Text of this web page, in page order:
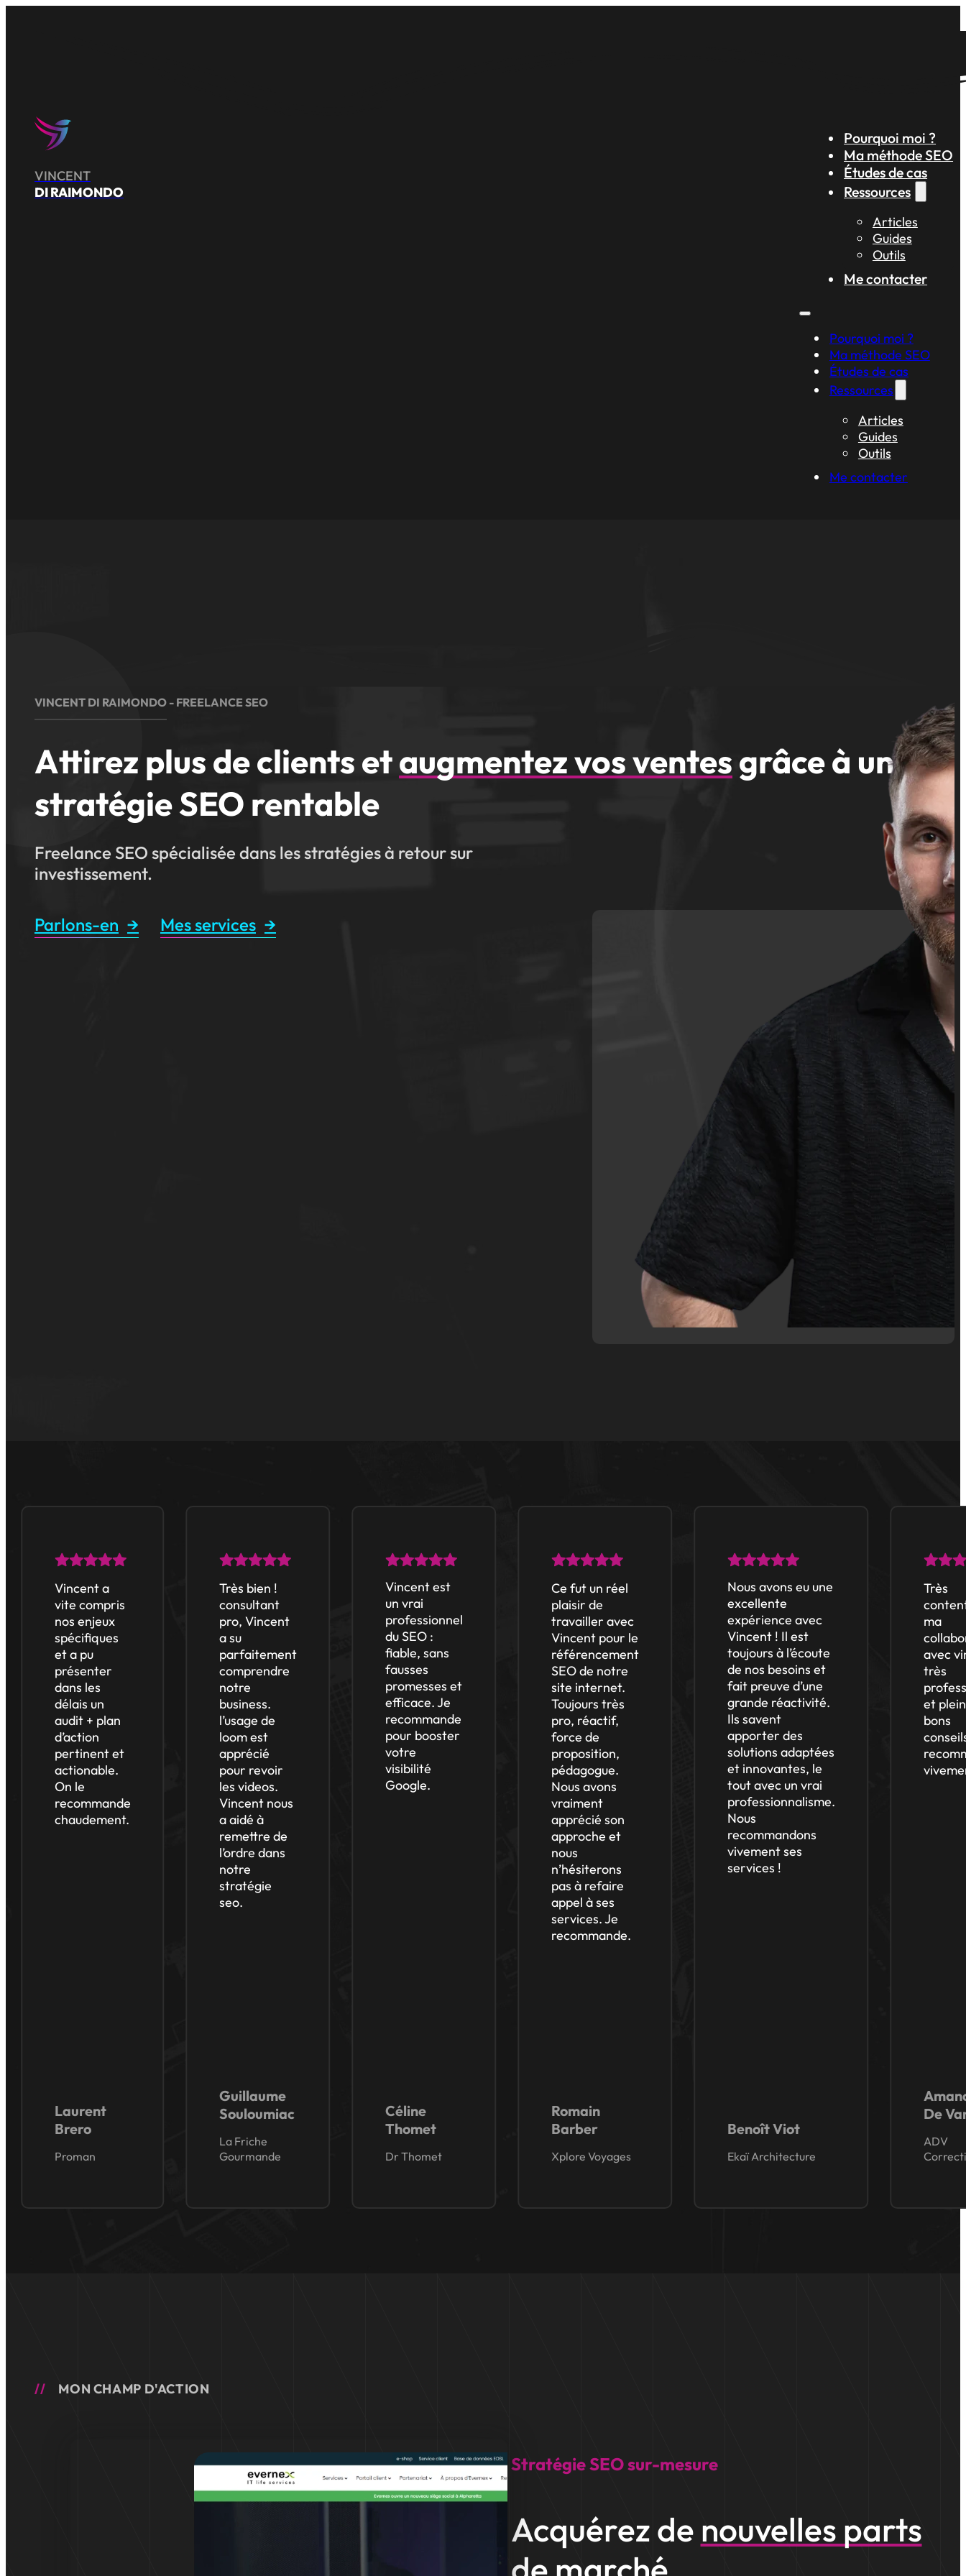
VINCENT
DI RAIMONDO
Pourquoi moi ?
Ma méthode SEO
Études de cas
Ressources
Articles
Guides
Outils
Me contacter
Pourquoi moi ?
Ma méthode SEO
Études de cas
Ressources
Articles
Guides
Outils
Me contacter
VINCENT DI RAIMONDO - FREELANCE SEO
Attirez plus de clients etaugmentez vos ventesgrâce à une
stratégie SEO rentable
Freelance SEO spécialisée dans les stratégies à retour sur
investissement.
Parlons-en Mes services
Vincent a
vite compris
nos enjeux
spécifiques
et a pu
présenter
dans les
délais un
audit + plan
d’action
pertinent et
actionable.
On le
recommande
chaudement.
Laurent
Brero
Proman
Très bien !
consultant
pro, Vincent
a su
parfaitement
comprendre
notre
business.
l’usage de
loom est
apprécié
pour revoir
les videos.
Vincent nous
a aidé à
remettre de
l’ordre dans
notre
stratégie
seo.
Guillaume
Souloumiac
La Friche
Gourmande
Vincent est
un vrai
professionnel
du SEO :
fiable, sans
fausses
promesses et
efficace. Je
recommande
pour booster
votre
visibilité
Google.
Céline
Thomet
Dr Thomet
Ce fut un réel
plaisir de
travailler avec
Vincent pour le
référencement
SEO de notre
site internet.
Toujours très
pro, réactif,
force de
proposition,
pédagogue.
Nous avons
vraiment
apprécié son
approche et
nous
n’hésiterons
pas à refaire
appel à ses
services. Je
recommande.
Romain
Barber
Xplore Voyages
Nous avons eu une
excellente
expérience avec
Vincent ! Il est
toujours à l’écoute
de nos besoins et
fait preuve d’une
grande réactivité.
Ils savent
apporter des
solutions adaptées
et innovantes, le
tout avec un vrai
professionnalisme.
Nous
recommandons
vivement ses
services !
Benoît Viot
Ekaï Architecture
Très
ma
avec
très
et plein
bons
De
ADV
MON CHAMP D'ACTION
Stratégie SEO sur-mesure
Acquérez de nouvelles parts